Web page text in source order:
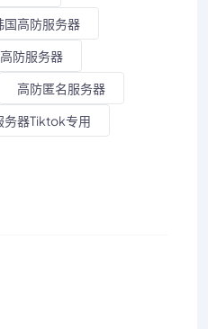
国高防服务器
防服务器
高防匿名服务器
务器Tiktok专用